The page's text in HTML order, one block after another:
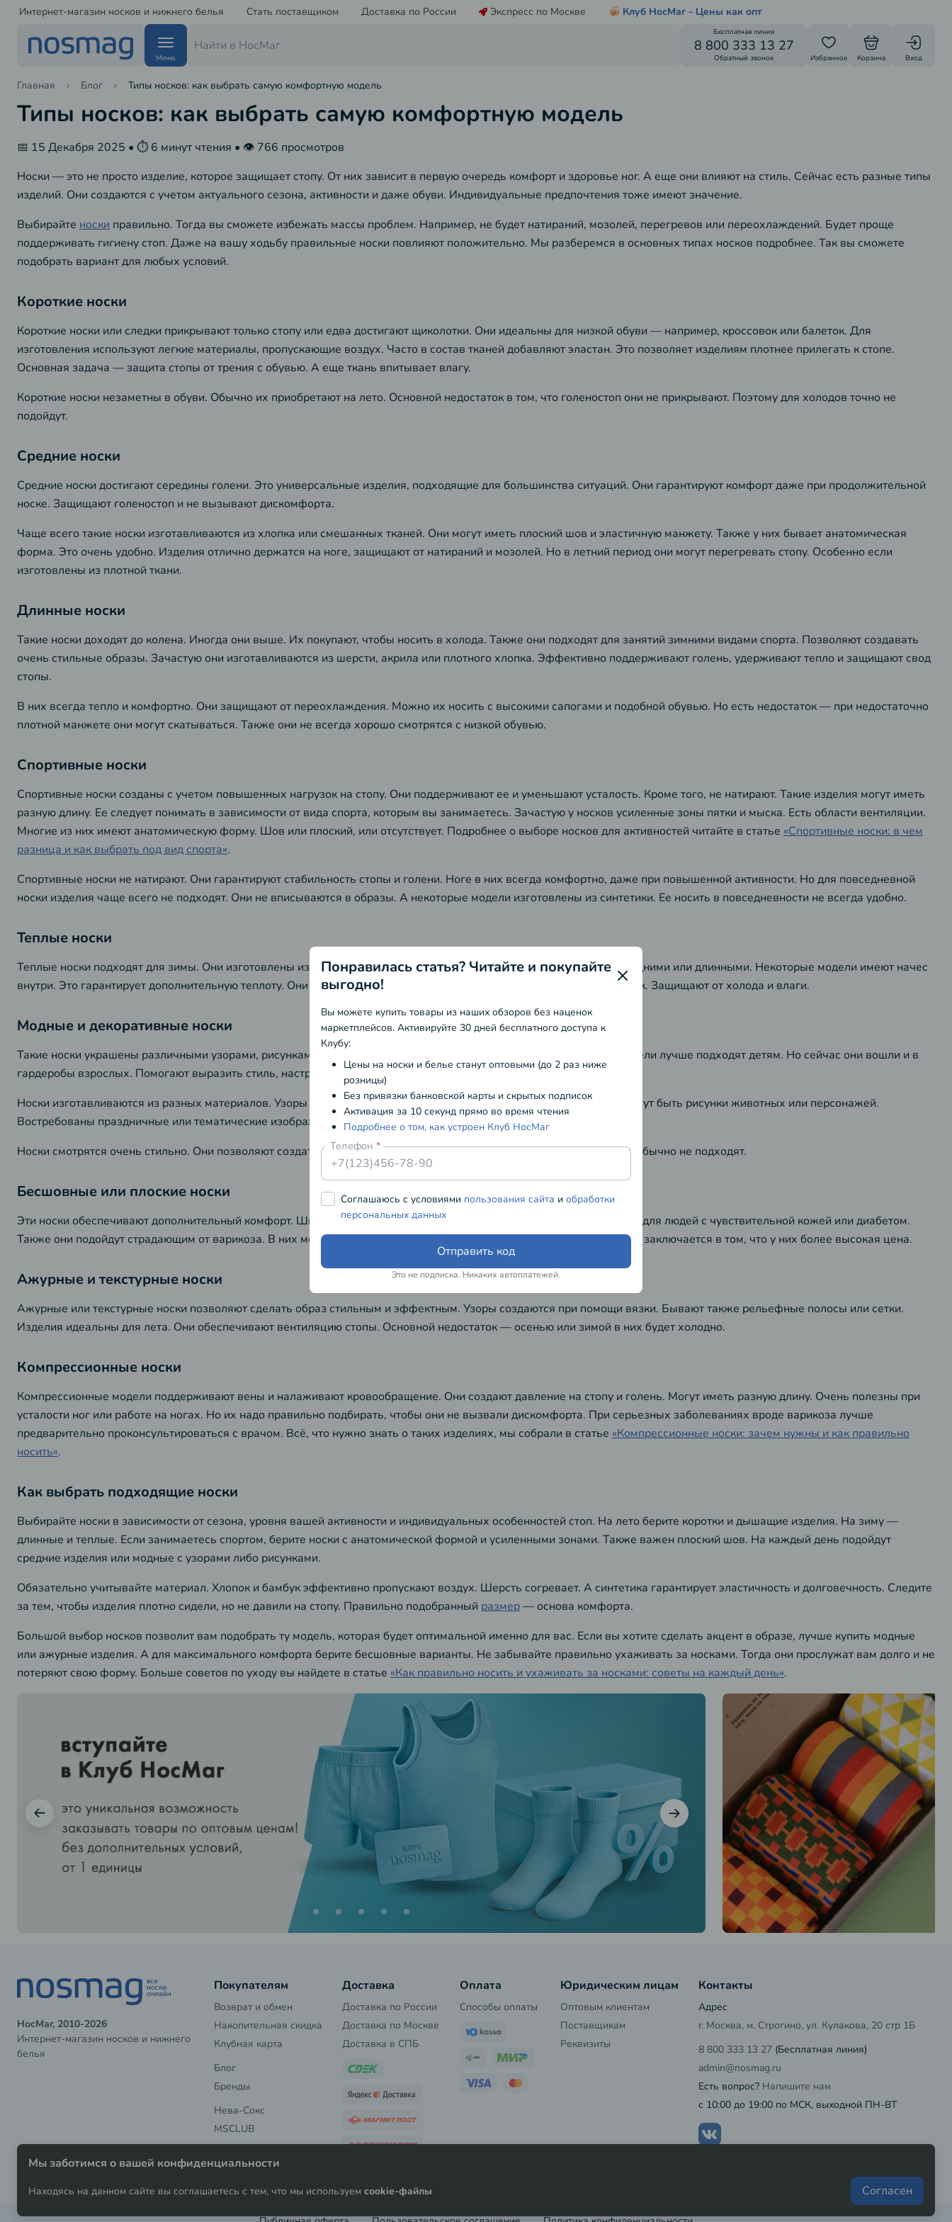
Интернет-магазин носков и нижнего белья Стать поставщиком Доставка по России Экспресс по Москве Клуб НосМаг - Цены как опт
Меню
Бесплатная линия
8 800 333 13 27
Обратный звонок Избранное Корзина Вход
Главная Блог Типы носков: как выбрать самую комфортную модель
Типы носков: как выбрать самую комфортную модель
📅 15 Декабря 2025 • ⏱️ 6 минут чтения • 👁️ 766 просмотров
Носки — это не просто изделие, которое защищает стопу. От них зависит в первую очередь комфорт и здоровье ног. А еще они влияют на стиль. Сейчас есть разные типы
изделий. Они создаются с учетом актуального сезона, активности и даже обуви. Индивидуальные предпочтения тоже имеют значение.
Выбирайте носки правильно. Тогда вы сможете избежать массы проблем. Например, не будет натираний, мозолей, перегревов или переохлаждений. Будет проще
поддерживать гигиену стоп. Даже на вашу ходьбу правильные носки повлияют положительно. Мы разберемся в основных типах носков подробнее. Так вы сможете
подобрать вариант для любых условий.
Короткие носки
Короткие носки или следки прикрывают только стопу или едва достигают щиколотки. Они идеальны для низкой обуви — например, кроссовок или балеток. Для
изготовления используют легкие материалы, пропускающие воздух. Часто в состав тканей добавляют эластан. Это позволяет изделиям плотнее прилегать к стопе.
Основная задача — защита стопы от трения с обувью. А еще ткань впитывает влагу.
Короткие носки незаметны в обуви. Обычно их приобретают на лето. Основной недостаток в том, что голеностоп они не прикрывают. Поэтому для холодов точно не
подойдут.
Средние носки
Средние носки достигают середины голени. Это универсальные изделия, подходящие для большинства ситуаций. Они гарантируют комфорт даже при продолжительной
носке. Защищают голеностоп и не вызывают дискомфорта.
Чаще всего такие носки изготавливаются из хлопка или смешанных тканей. Они могут иметь плоский шов и эластичную манжету. Также у них бывает анатомическая
форма. Это очень удобно. Изделия отлично держатся на ноге, защищают от натираний и мозолей. Но в летний период они могут перегревать стопу. Особенно если
изготовлены из плотной ткани.
Длинные носки
Такие носки доходят до колена. Иногда они выше. Их покупают, чтобы носить в холода. Также они подходят для занятий зимними видами спорта. Позволяют создавать
очень стильные образы. Зачастую они изготавливаются из шерсти, акрила или плотного хлопка. Эффективно поддерживают голень, удерживают тепло и защищают свод
стопы.
В них всегда тепло и комфортно. Они защищают от переохлаждения. Можно их носить с высокими сапогами и подобной обувью. Но есть недостаток — при недостаточно
плотной манжете они могут скатываться. Также они не всегда хорошо смотрятся с низкой обувью.
Спортивные носки
Спортивные носки созданы с учетом повышенных нагрузок на стопу. Они поддерживают ее и уменьшают усталость. Кроме того, не натирают. Такие изделия могут иметь
разную длину. Ее следует понимать в зависимости от вида спорта, которым вы занимаетесь. Зачастую у носков усиленные зоны пятки и мыска. Есть области вентиляции.
Многие из них имеют анатомическую форму. Шов или плоский, или отсутствует. Подробнее о выборе носков для активностей читайте в статье «Спортивные носки: в чем
разница и как выбрать под вид спорта».
Спортивные носки не натирают. Они гарантируют стабильность стопы и голени. Ноге в них всегда комфортно, даже при повышенной активности. Но для повседневной
носки изделия чаще всего не подходят. Они не вписываются в образы. А некоторые модели изготовлены из синтетики. Ее носить в повседневности не всегда удобно.
Теплые носки
Теплые носки подходят для зимы. Они изготовлены из шерсти, махры или плотного хлопка. Бывают короткими, средними или длинными. Некоторые модели имеют начес
внутри. Это гарантирует дополнительную теплоту. Они эффективно сохраняют тепло и подходят для долгих прогулок. Защищают от холода и влаги.
Модные и декоративные носки
Такие носки украшены различными узорами, рисунками или яркими цветами. Раньше считалось, что подобные модели лучше подходят детям. Но сейчас они вошли и в
гардеробы взрослых. Помогают выразить стиль, настроение и индивидуальность.
Носки изготавливаются из разных материалов. Узоры разные: геометрические, абстрактные, этнические. Также могут быть рисунки животных или персонажей.
Востребованы праздничные или тематические изображения.
Носки смотрятся очень стильно. Они позволяют создать акцент в любом образе. Но для официальной одежды они обычно не подходят.
Бесшовные или плоские носки
Эти носки обеспечивают дополнительный комфорт. Швы изготовлены так, что не натирают ногу. Изделия идеальны для людей с чувствительной кожей или диабетом.
Также они подойдут страдающим от варикоза. В них можно заниматься спортом, носить их очень долго. Недостаток заключается в том, что у них более высокая цена.
Ажурные и текстурные носки
Ажурные или текстурные носки позволяют сделать образ стильным и эффектным. Узоры создаются при помощи вязки. Бывают также рельефные полосы или сетки.
Изделия идеальны для лета. Они обеспечивают вентиляцию стопы. Основной недостаток — осенью или зимой в них будет холодно.
Компрессионные носки
Компрессионные модели поддерживают вены и налаживают кровообращение. Они создают давление на стопу и голень. Могут иметь разную длину. Очень полезны при
усталости ног или работе на ногах. Но их надо правильно подбирать, чтобы они не вызвали дискомфорта. При серьезных заболеваниях вроде варикоза лучше
предварительно проконсультироваться с врачом. Всё, что нужно знать о таких изделиях, мы собрали в статье «Компрессионные носки: зачем нужны и как правильно
носить».
Как выбрать подходящие носки
Выбирайте носки в зависимости от сезона, уровня вашей активности и индивидуальных особенностей стоп. На лето берите коротки и дышащие изделия. На зиму —
длинные и теплые. Если занимаетесь спортом, берите носки с анатомической формой и усиленными зонами. Также важен плоский шов. На каждый день подойдут
средние изделия или модные с узорами либо рисунками.
Обязательно учитывайте материал. Хлопок и бамбук эффективно пропускают воздух. Шерсть согревает. А синтетика гарантирует эластичность и долговечность. Следите
за тем, чтобы изделия плотно сидели, но не давили на стопу. Правильно подобранный размер— основа комфорта.
Большой выбор носков позволит вам подобрать ту модель, которая будет оптимальной именно для вас. Если вы хотите сделать акцент в образе, лучше купить модные
или ажурные изделия. А для максимального комфорта берите бесшовные варианты. Не забывайте правильно ухаживать за носками. Тогда они прослужат вам долго и не
потеряют свою форму. Больше советов по уходу вы найдете в статье «Как правильно носить и ухаживать за носками: советы на каждый день».
Понравилась статья? Читайте и покупайте
выгодно!
Вы можете купить товары из наших обзоров без наценок
маркетплейсов. Активируйте 30 дней бесплатного доступа к
Клубу:
Цены на носки и белье станут оптовыми (до 2 раз ниже
розницы)
Без привязки банковской карты и скрытых подписок
Активация за 10 секунд прямо во время чтения
Подробнее о том, как устроен Клуб НосМаг
Телефон
Cоглашаюсь с условиями пользования сайта и обработки
персональных данных
Отправить код
Это не подписка. Никаких автоплатежей.
НосМаг, 2010-2026
Интернет-магазин носков и нижнего
белья
Покупателям
Возврат и обмен
Накопительная скидка
Клубная карта
Блог
Бренды
Нева-Сокс
MSCLUB
Доставка
Доставка по России
Доставка по Москве
Доставка в СПБ
Оплата
Способы оплаты
Юридическим лицам
Оптовым клиентам
Поставщикам
Реквизиты
Контакты
Адрес
г. Москва, м. Строгино, ул. Кулакова, 20 стр 1Б
8 800 333 13 27(Бесплатная линия)
admin@nosmag.ru
Есть вопрос? Напишите нам
с 10:00 до 19:00 по МСК, выходной ПН-ВТ
Мы заботимся о вашей конфиденциальности
Находясь на данном сайте вы соглашаетесь с тем, что мы используем cookie-файлы Согласен